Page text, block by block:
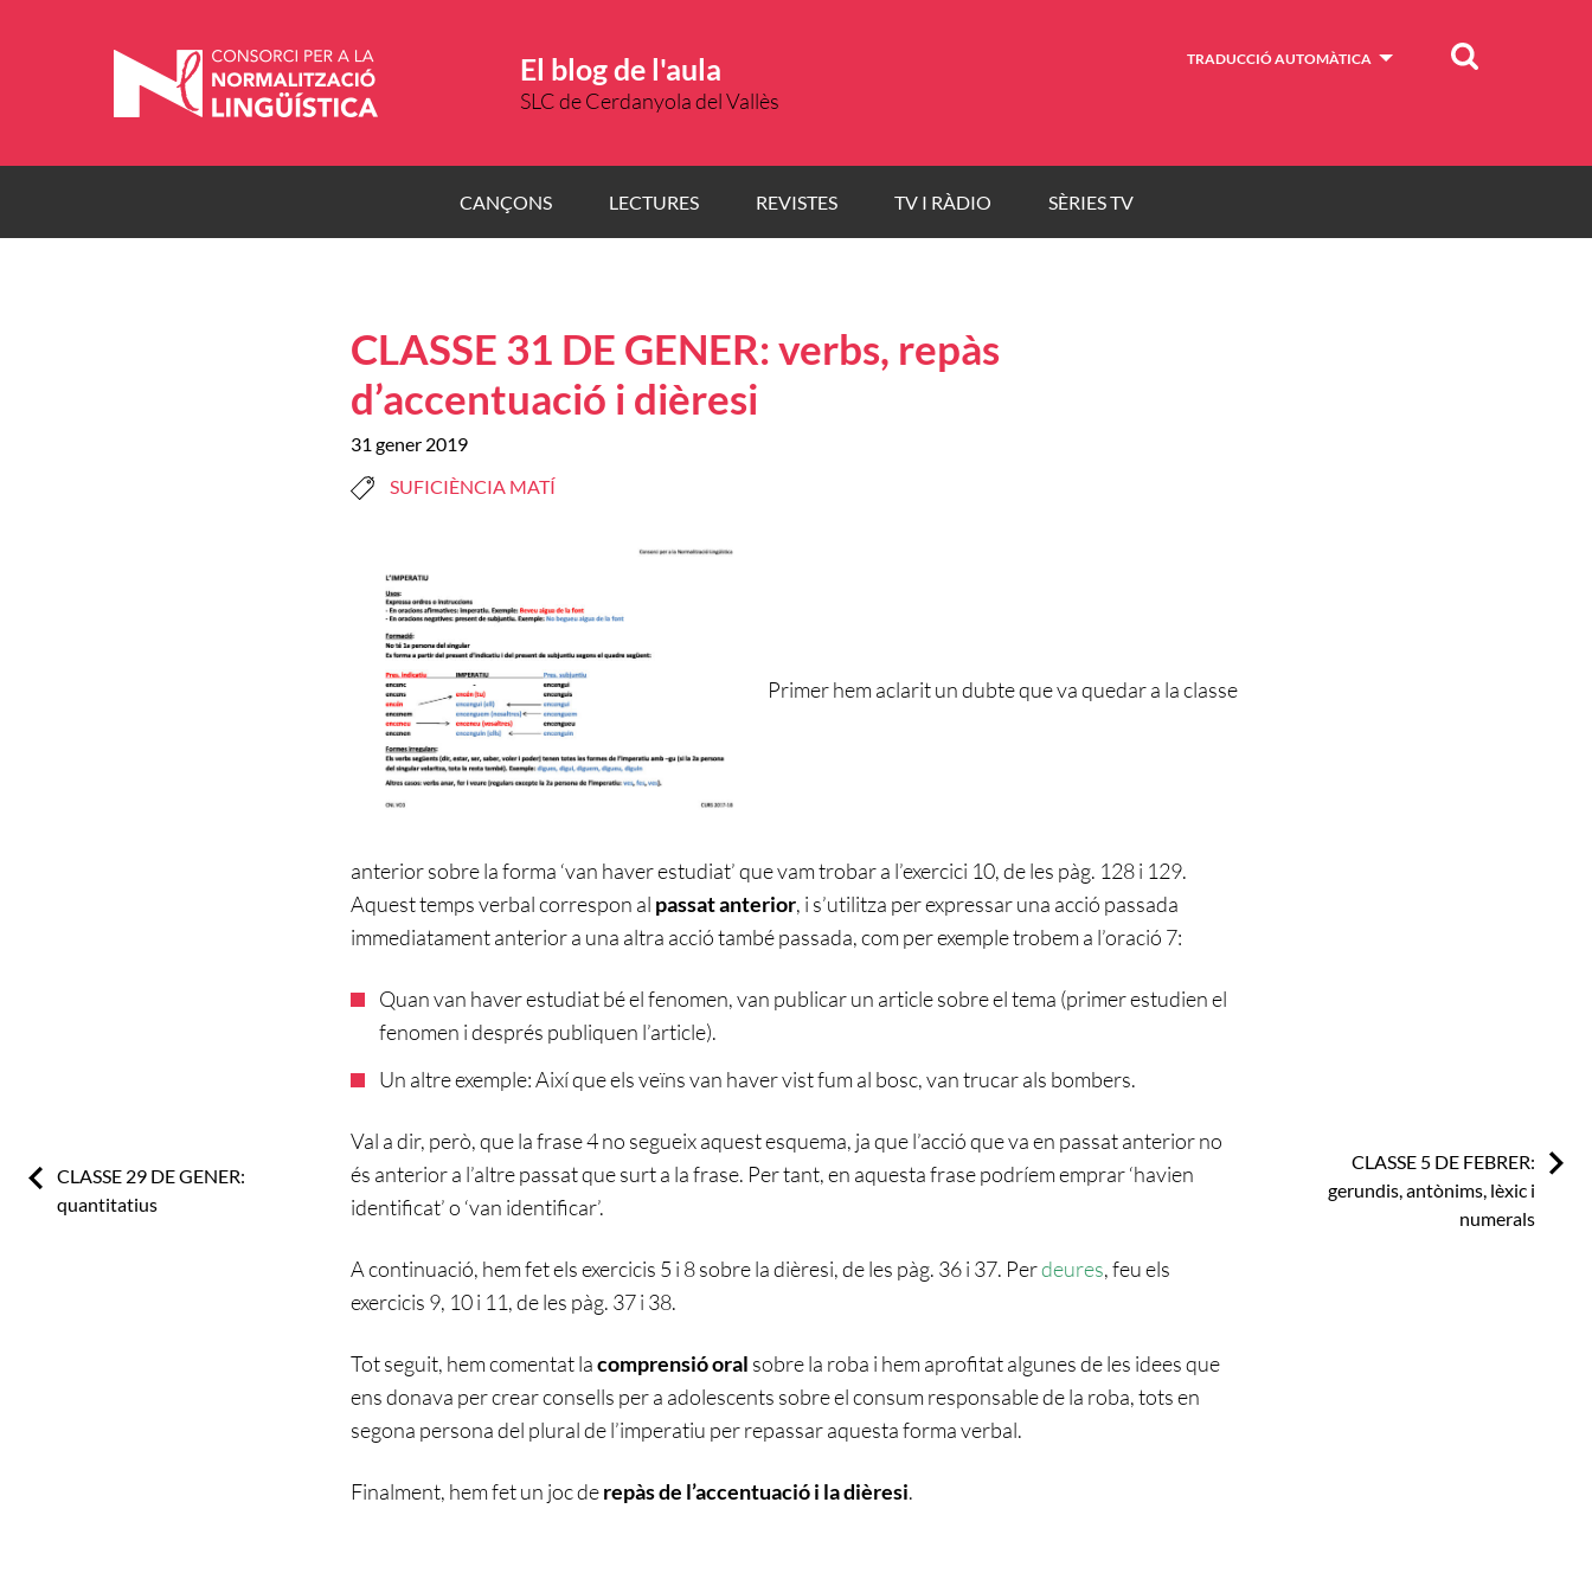
El blog de l'aula
SLC de Cerdanyola del Vallès
TRADUCCIÓ AUTOMÀTICA Cercar
CANÇONS LECTURES REVISTES TV I RÀDIO SÈRIES TV
CLASSE 31 DE GENER: verbs, repàs
d’accentuació i dièresi
31 gener 2019
SUFICIÈNCIA MATÍ
Primer hem aclarit un dubte que va quedar a la classe
anterior sobre la forma ‘van haver estudiat’ que vam trobar a l’exercici 10, de les pàg. 128 i 129.
Aquest temps verbal correspon al passat anterior, i s’utilitza per expressar una acció passada
immediatament anterior a una altra acció també passada, com per exemple trobem a l’oració 7:
Quan van haver estudiat bé el fenomen, van publicar un article sobre el tema (primer estudien el
fenomen i després publiquen l’article).
Un altre exemple: Així que els veïns van haver vist fum al bosc, van trucar als bombers.
Val a dir, però, que la frase 4 no segueix aquest esquema, ja que l’acció que va en passat anterior no
és anterior a l’altre passat que surt a la frase. Per tant, en aquesta frase podríem emprar ‘havien
identificat’ o ‘van identificar’.
A continuació, hem fet els exercicis 5 i 8 sobre la dièresi, de les pàg. 36 i 37. Perdeures, feu els
exercicis 9, 10 i 11, de les pàg. 37 i 38.
Tot seguit, hem comentat lacomprensió oral sobre la roba i hem aprofitat algunes de les idees que
ens donava per crear consells per a adolescents sobre el consum responsable de la roba, tots en
segona persona del plural de l’imperatiu per repassar aquesta forma verbal.
Finalment, hem fet un joc derepàs de l’accentuació i la dièresi.
Previous:
CLASSE 29 DE GENER:
quantitatius
Next:
CLASSE 5 DE FEBRER:
gerundis, antònims, lèxic i
numerals